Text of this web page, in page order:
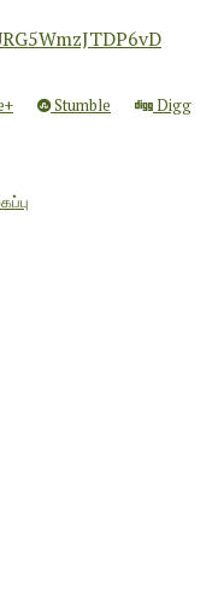
Stumble Digg